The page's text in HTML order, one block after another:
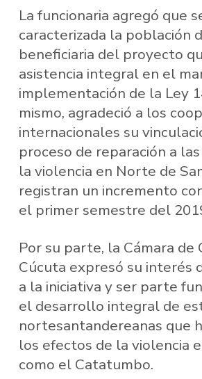
La funcionaria agregó que
caracterizada la población
beneficiaria del proyecto
asistencia integral en el
implementación de la Ley
mismo, agradeció a los
internacionales su
proceso de reparación a
la violencia en Norte de
registran un incremento
el primer semestre del
Por su parte, la Cámara de
Cúcuta expresó su interés
a la iniciativa y ser parte
el desarrollo integral de
nortesantandereanas que
los efectos de la violencia
como el Catatumbo.